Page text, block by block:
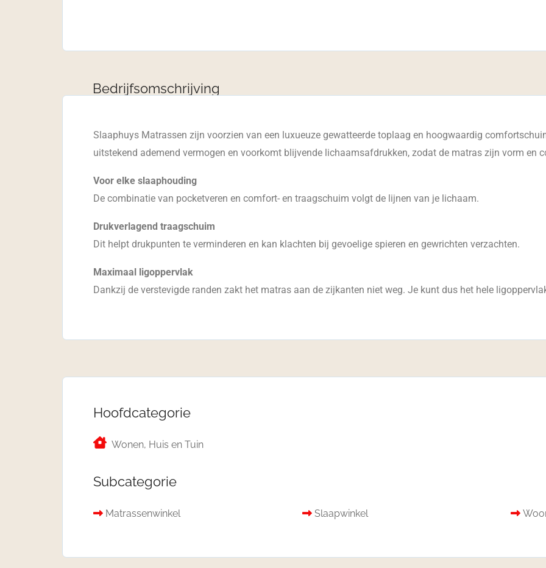
Bedrijfsomschrijving
Slaaphuys Matrassen zijn voorzien van een luxueuze gewatteerde toplaag en hoogwaardig
uitstekend ademend vermogen en voorkomt blijvende lichaamsafdrukken, zodat de matras zijn vorm en
Voor elke slaaphouding
De combinatie van pocketveren en comfort- en traagschuim volgt de lijnen van je lichaam.
Drukverlagend traagschuim
Dit helpt drukpunten te verminderen en kan klachten bij gevoelige spieren en gewrichten verzachten.
Maximaal ligoppervlak
Dankzij de verstevigde randen zakt het matras aan de zijkanten niet weg. Je kunt dus het hele
Hoofdcategorie
Wonen, Huis en Tuin
Subcategorie
Matrassenwinkel Slaapwinkel